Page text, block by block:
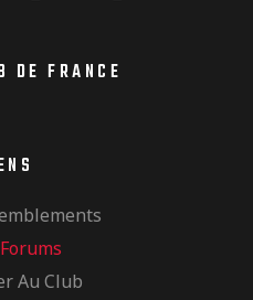
DE FRANCE
Au Club